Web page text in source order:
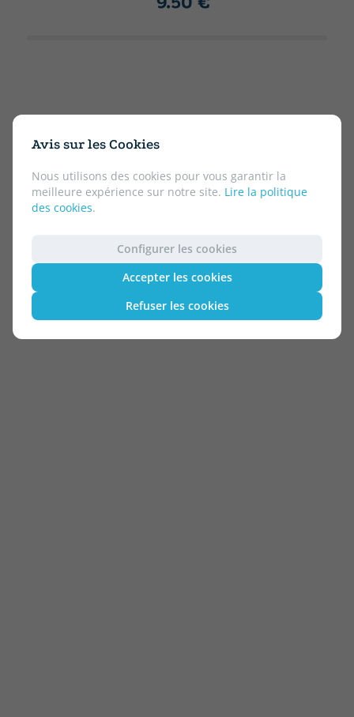
Avis sur les Cookies
Nous utilisons des cookies pour vous garantir la
meilleure expérience sur notre site. Lire la politique
des cookies.
Configurer les cookies
Accepter les cookies
Refuser les cookies